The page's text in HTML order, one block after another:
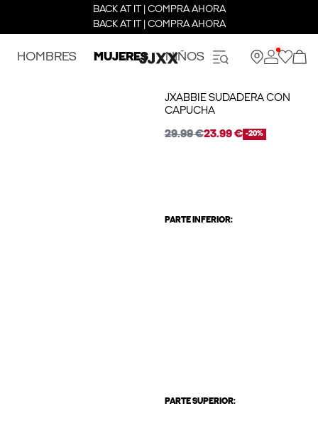
BACK AT IT | COMPRA AHORA
BACK AT IT | COMPRA AHORA
HOMBRES MUJERES NIÑOS
JXABBIE SUDADERA CON
CAPUCHA
29.99 €23.99 € -20%
PARTE INFERIOR:
PARTE SUPERIOR: